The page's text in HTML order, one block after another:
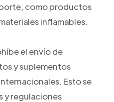
como productos
inflamables.
el envío de
y suplementos
Esto se
y regulaciones